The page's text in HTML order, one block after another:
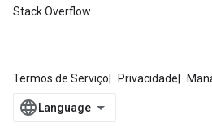
Stack Overflow
Termos de Serviço Privacidade